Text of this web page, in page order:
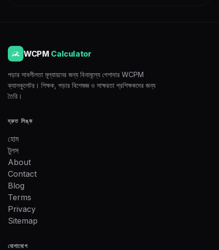
WCPM Calculator
পড়ার সাবলীলতা মূল্যায়নের জন্য বিনামূল্যে পেশাদার WCPM
ক্যালকুলেটর। শিক্ষক, পড়ার বিশেষজ্ঞ ও সাক্ষরতা প্রশিক্ষকদের জন্য
তৈরি।
দ্রুত লিঙ্ক
হোম
টুলস
About
Contact
Blog
Terms
Privacy
Sitemap
যোগাযোগ